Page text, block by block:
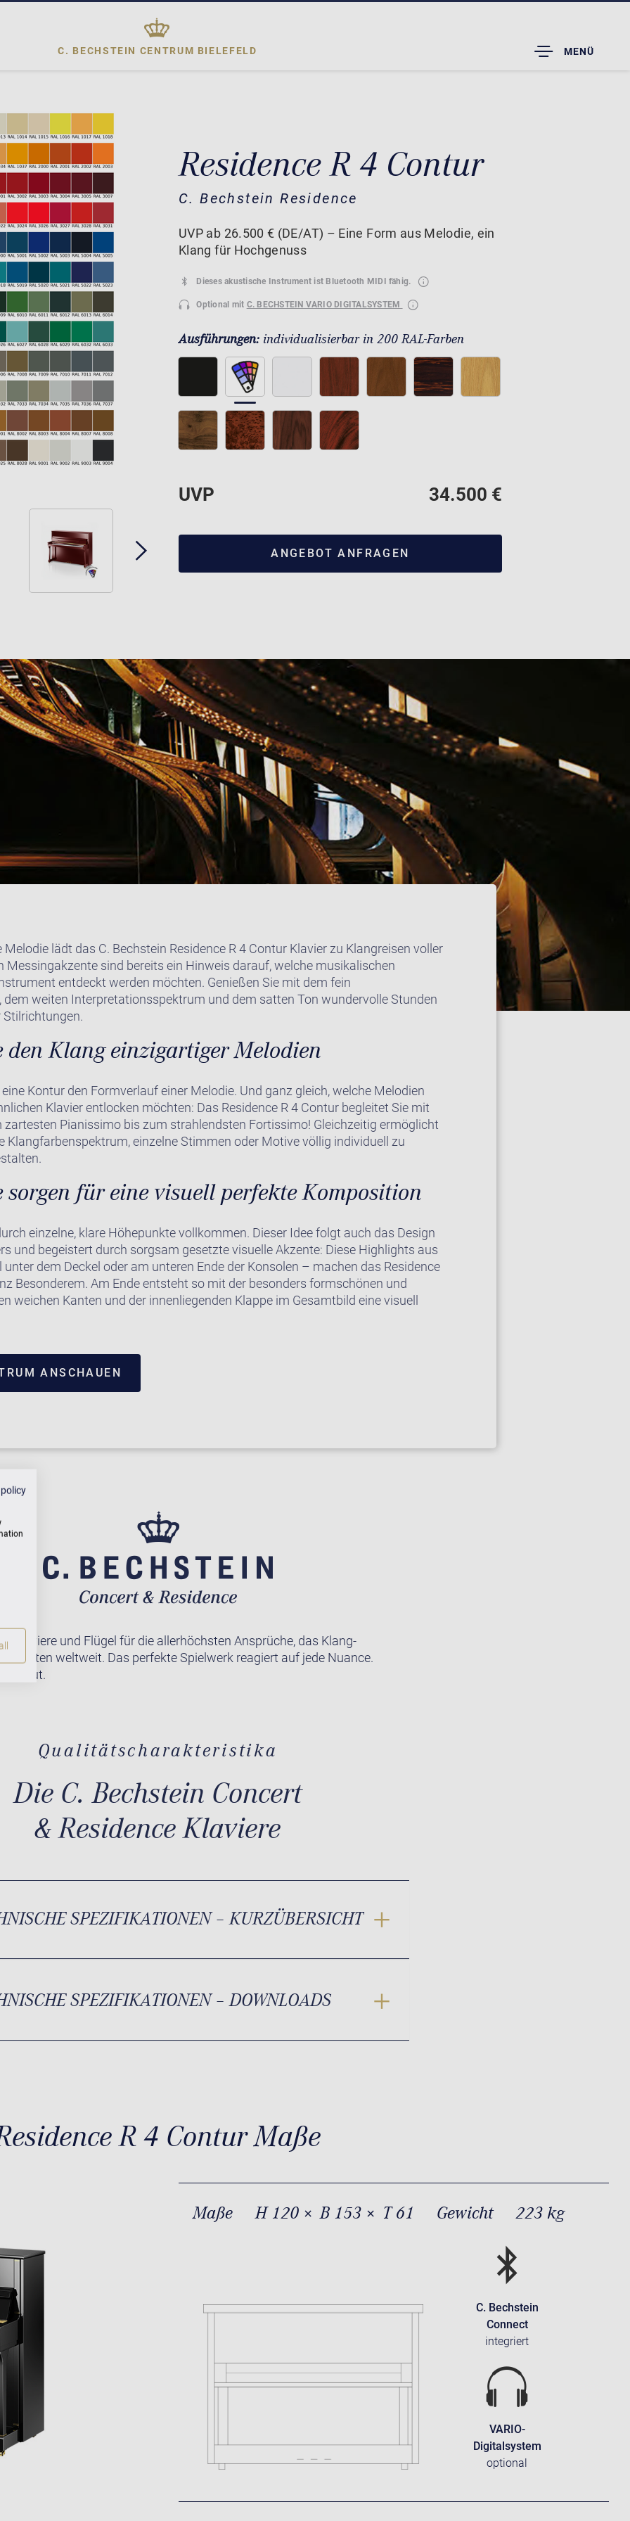
C. BECHSTEIN CENTRUM BIELEFELD
TOGGLE
DROPDOWN
MENÜ
Residence R 4 Contur
C. Bechstein Residence
UVP ab 26.500 € (DE/AT) – Eine Form aus Melodie, ein
Klang für Hochgenuss
Dieses akustische Instrument ist Bluetooth MIDI fähig.
Optional mit C. BECHSTEIN VARIO DIGITALSYSTEM
Ausführungen: individualisierbar in 200 RAL-Farben
UVP 34.500 €
ANGEBOT ANFRAGEN
lädt das C. Bechstein Residence R 4 Contur Klavier zu Klangreisen voller
Messingakzente sind bereits ein Hinweis darauf, welche musikalischen
entdeckt werden möchten. Genießen Sie mit dem fein
dem weiten Interpretationsspektrum und dem satten Ton wundervolle Stunden
Stilrichtungen.
den Klang einzigartiger Melodien
Kontur den Formverlauf einer Melodie. Und ganz gleich, welche Melodien
Klavier entlocken möchten: Das Residence R 4 Contur begleitet Sie mit
zartesten Pianissimo bis zum strahlendsten Fortissimo! Gleichzeitig ermöglicht
Klangfarbenspektrum, einzelne Stimmen oder Motive völlig individuell zu
sorgen für eine visuell perfekte Komposition
einzelne, klare Höhepunkte vollkommen. Dieser Idee folgt auch das Design
und begeistert durch sorgsam gesetzte visuelle Akzente: Diese Highlights aus
dem Deckel oder am unteren Ende der Konsolen – machen das Residence
Besonderem. Am Ende entsteht so mit der besonders formschönen und
weichen Kanten und der innenliegenden Klappe im Gesamtbild eine visuell
ANSCHAUEN
Klaviere und Flügel für die allerhöchsten Ansprüche, das Klang-
weltweit. Das perfekte Spielwerk reagiert auf jede Nuance.
gut.
Qualitätscharakteristika
Die C. Bechstein Concert
& Residence Klaviere
SPEZIFIKATIONEN – KURZÜBERSICHT
SPEZIFIKATIONEN – DOWNLOADS
R 4 Contur Maße
Maße H 120 × B 153 × T 61 Gewicht 223 kg
C. Bechstein
Connect
integriert
VARIO-
Digitalsystem
optional